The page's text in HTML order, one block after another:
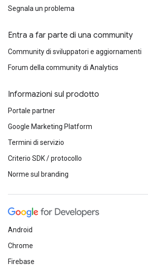
Segnala un problema
Entra a far parte di una community
Community di sviluppatori e aggiornamenti
Forum della community di Analytics
Informazioni sul prodotto
Portale partner
Google Marketing Platform
Termini di servizio
Criterio SDK / protocollo
Norme sul branding
Android
Chrome
Firebase